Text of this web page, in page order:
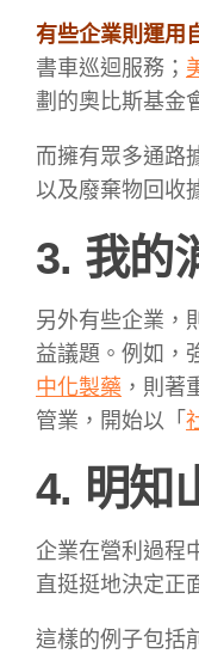
有些企業則運用
書車巡迴服務；
劃的奧比斯基金
而擁有眾多通路
以及廢棄物回收
3. 我的
另外有些企業，
益議題。例如，
中化製藥 ，則著
管業，開始以「
4. 明知
企業在營利過程
直挺挺地決定正
這樣的例子包括